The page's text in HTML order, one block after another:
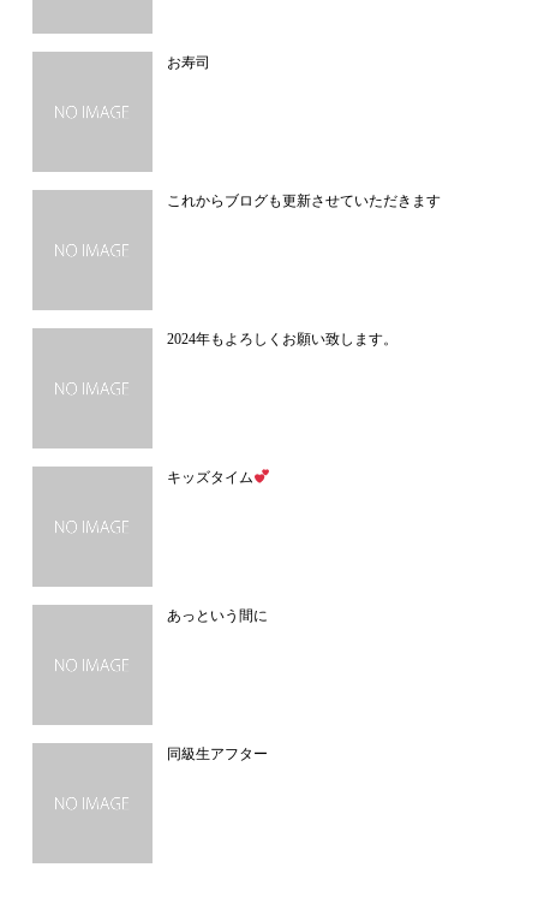
お寿司
これからブログも更新させていただきます
2024年もよろしくお願い致します。
キッズタイム
あっという間に
同級生アフター